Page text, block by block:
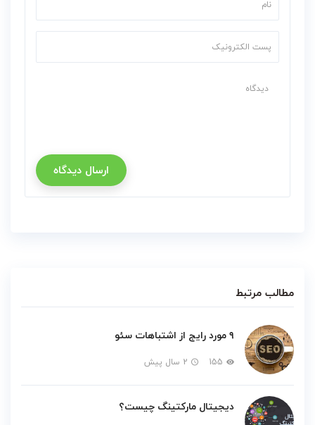
ارسال دیدگاه
مطالب مرتبط
۹ مورد رایج از اشتباهات سئو
155 2 سال پیش
دیجیتال مارکتینگ چیست؟